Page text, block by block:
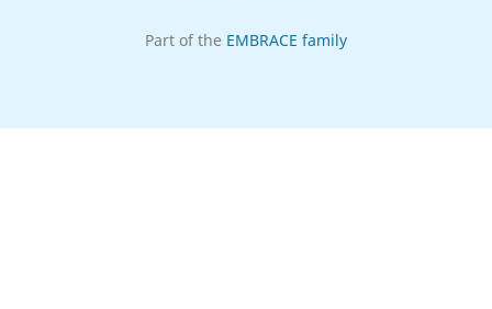
Part of the EMBRACE family